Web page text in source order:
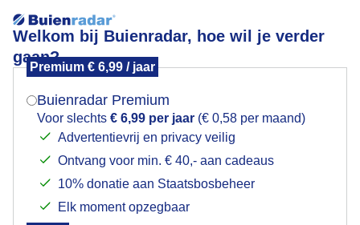
Welkom bij Buienradar, hoe wil je verder
gaan?
Premium € 6,99 / jaar
Buienradar Premium
Voor slechts € 6,99 per jaar (€ 0,58 per maand)
Advertentievrij en privacy veilig
Ontvang voor min. € 40,- aan cadeaus
10% donatie aan Staatsbosbeheer
Elk moment opzegbaar
Wind, wolken en zon
Mogen we je locatie gebruiken voor het
Indien je hier nog geen akkoord op hebt gegeven,
verschijnt er zo een pop-up uit je browser waarin